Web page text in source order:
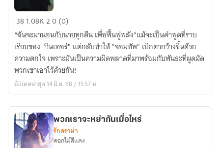
The
Midnight
Love
สื่อ
รัก
ต้อง
สาป
381.08K20 (0)
“ฉันจะมานอนกับนายทุกคืน เพื่อฟื้นฟูพลัง”แม้จะเป็นคำพูดที่ราบ
เรียบของ "วินเทอร์" แต่กลับทำให้ "จอมทัพ" เบิกตากว้างขึ้นด้วย
ความตกใจ เพราะมันเป็นความผิดพลาดที่มาพร้อมกับพันธะที่ผูดมัด
พวกเขาเอาไว้ด้วยกัน!
อัปเดตล่าสุด 14 มิ.ย. 68 / 11:57 น.
พวกเราจะหย่ากันเมื่อไหร่
รักดราม่า
ดอกไม้สีแดง